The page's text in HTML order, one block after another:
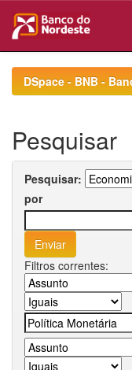
navigationDSpace - BNB -
Pesquisar
Pesquisar:
por
Filtros correntes: